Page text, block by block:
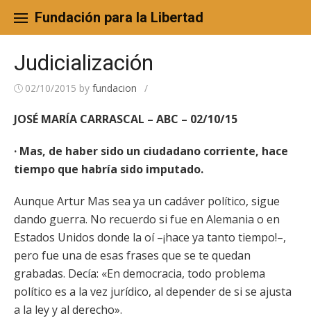
content
Fundación para la Libertad
Judicialización
02/10/2015 by fundacion /
JOSÉ MARÍA CARRASCAL – ABC – 02/10/15
· Mas, de haber sido un ciudadano corriente, hace
tiempo que habría sido imputado.
Aunque Artur Mas sea ya un cadáver político, sigue
dando guerra. No recuerdo si fue en Alemania o en
Estados Unidos donde la oí –¡hace ya tanto tiempo!–,
pero fue una de esas frases que se te quedan
grabadas. Decía: «En democracia, todo problema
político es a la vez jurídico, al depender de si se ajusta
a la ley y al derecho».